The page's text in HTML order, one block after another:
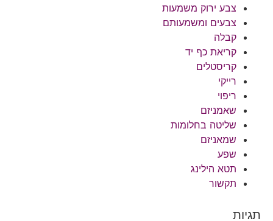
צבע ירוק משמעות
צבעים ומשמעותם
קבלה
קריאת כף יד
קריסטלים
רייקי
ריפוי
שאמניזם
שליטה בחלומות
שמאניזם
שפע
תטא הילינג
תקשור
תגיות